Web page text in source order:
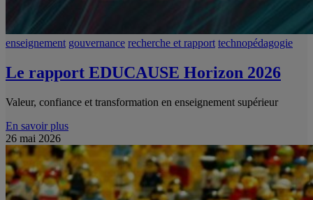
enseignement gouvernance recherche et rapport technopédagogie
Le rapport EDUCAUSE Horizon 2026
Valeur, confiance et transformation en enseignement supérieur
En savoir plus
26 mai 2026